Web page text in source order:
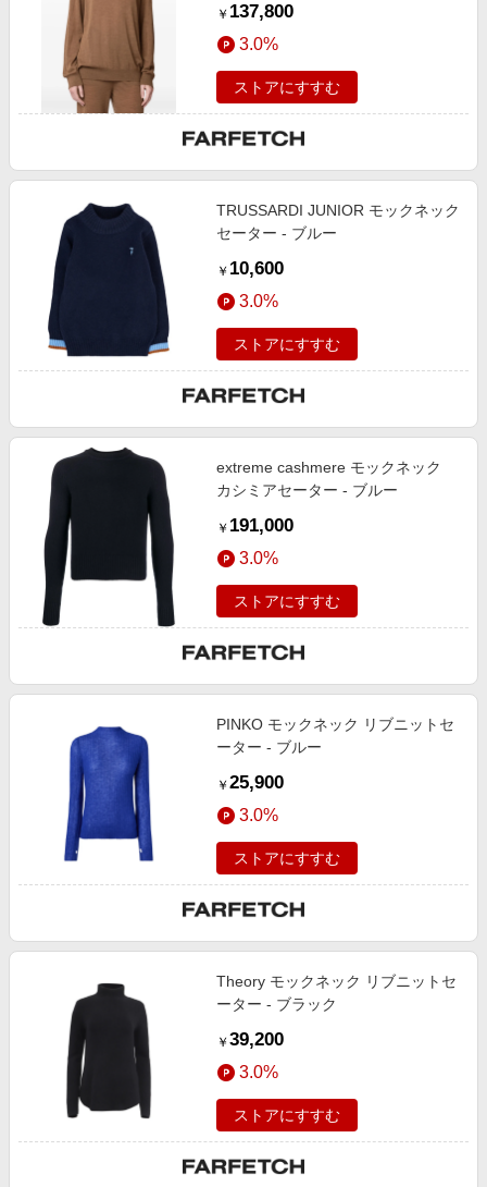
￥ 137,800
3.0%
ストアにすすむ
TRUSSARDI JUNIOR モックネック
セーター - ブルー
￥ 10,600
3.0%
ストアにすすむ
extreme cashmere モックネック
カシミアセーター - ブルー
￥ 191,000
3.0%
ストアにすすむ
PINKO モックネック リブニットセ
ーター - ブルー
￥ 25,900
3.0%
ストアにすすむ
Theory モックネック リブニットセ
ーター - ブラック
￥ 39,200
3.0%
ストアにすすむ